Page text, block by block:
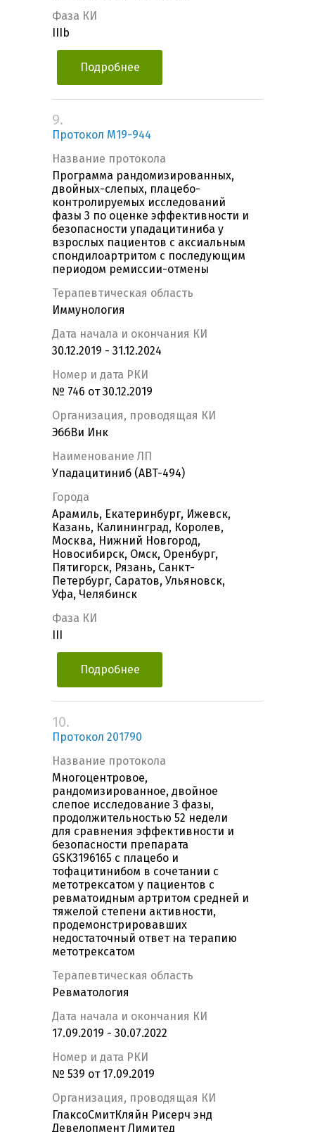
Фаза КИ
IIIb
Подробнее
9.
Протокол M19-944
Название протокола
Программа рандомизированных,
двойных-слепых, плацебо-
контролируемых исследований
фазы 3 по оценке эффективности и
безопасности упадацитиниба у
взрослых пациентов с аксиальным
спондилоартритом с последующим
периодом ремиссии-отмены
Терапевтическая область
Иммунология
Дата начала и окончания КИ
30.12.2019 - 31.12.2024
Номер и дата РКИ
№ 746 от 30.12.2019
Организация, проводящая КИ
ЭббВи Инк
Наименование ЛП
Упадацитиниб (ABT-494)
Города
Арамиль, Екатеринбург, Ижевск,
Казань, Калининград, Королев,
Москва, Нижний Новгород,
Новосибирск, Омск, Оренбург,
Пятигорск, Рязань, Санкт-
Петербург, Саратов, Ульяновск,
Уфа, Челябинск
Фаза КИ
Подробнее
10.
Протокол 201790
Название протокола
Многоцентровое,
рандомизированное, двойное
слепое исследование 3 фазы,
продолжительностью 52 недели
для сравнения эффективности и
безопасности препарата
GSK3196165 с плацебо и
тофацитинибом в сочетании с
метотрексатом у пациентов с
ревматоидным артритом средней и
тяжелой степени активности,
продемонстрировавших
недостаточный ответ на терапию
метотрексатом
Терапевтическая область
Ревматология
Дата начала и окончания КИ
17.09.2019 - 30.07.2022
Номер и дата РКИ
№ 539 от 17.09.2019
Организация, проводящая КИ
ГлаксоСмитКляйн Рисерч энд
Девелопмент Лимитед